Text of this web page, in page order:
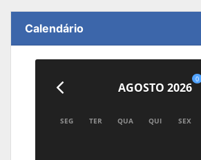
Calendário
AGOSTO 2026
0
SEG TER QUA QUI SEX